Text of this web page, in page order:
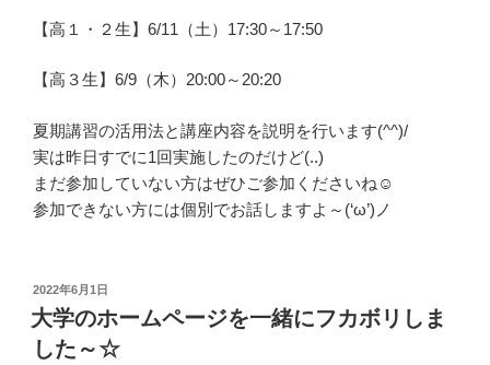
【高１・２生】6/11（土）17:30～17:50
【高３生】6/9（木）20:00～20:20
夏期講習の活用法と講座内容を説明を行います(^^)/
実は昨日すでに1回実施したのだけど(..)
まだ参加していない方はぜひご参加くださいね☺
参加できない方には個別でお話しますよ～(‘ω’)ノ
投
稿
日:
2022年6月1日
大学のホームページを一緒にフカボリしま
した～☆